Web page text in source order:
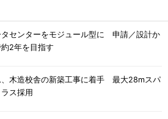
タセンターをモジュール型に 申請／設計か
2年を目指す
、木造校舎の新築工事に着手 最大28mスパ
ス採用